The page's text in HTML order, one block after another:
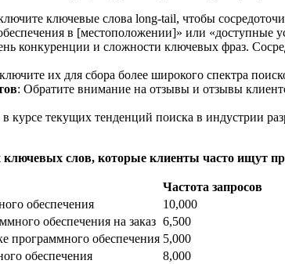
ключевые слова long-tail, чтобы
в [местоположении]» или «доступные
конкуренции и сложности ключевых фраз.
их для сбора более широкого спектра
: Обратите внимание на отзывы и отзывы
в курсе текущих тенденций поиска в индустрии
слов, которые клиенты часто ищут
Частота запросов
обеспечения
10,000
обеспечения на заказ 6,500
программного обеспечения 5,000
обеспечения
8,000